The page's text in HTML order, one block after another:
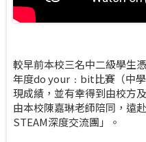
較早前本校三名中二級學生
年度do your﹕bit比賽（中
現成績，並有幸得到由校方
由本校陳嘉琳老師陪同，遠
STEAM深度交流團」。